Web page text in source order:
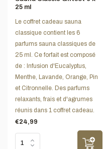
25 ml
Le coffret cadeau sauna
classique contient les 6
parfums sauna classiques de
25 ml. Ce forfait est composé
de : Infusion d'Eucalyptus,
Menthe, Lavande, Orange, Pin
et Citronnelle. Des parfums
relaxants, frais et d'agrumes
réunis dans 1 coffret cadeau.
€24,99